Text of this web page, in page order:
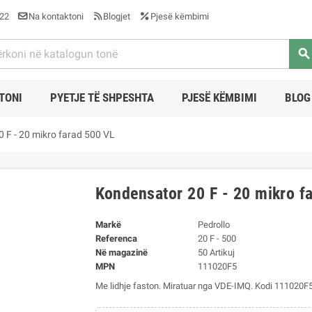
Na kontaktoni Blogjet Pjesë këmbimi
search
PYETJE TË SHPESHTA PJESË KËMBIMI BLOG
F - 20 mikro farad 500 VL
Kondensator 20 F - 20 mikro
Markë
Pedrollo
Referenca
20 F - 500
Në magazinë
50 Artikuj
MPN
111020F5
Me lidhje faston. Miratuar nga VDE-IMQ. Kodi